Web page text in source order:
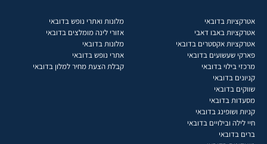
אטרקציות בדובאי
אטרקציות באבו דאבי
אטרקציות אקסטרים בדובאי
פארקי שעשועים בדובאי
מרכזי בילוי בדובאי
קניונים בדובאי
שווקים בדובאי
מסעדות בדובאי
קניות ושופינג בדובאי
חיי לילה ובילויים בדובאי
ברים בדובאי
מלונות ואתרי נופש בדובאי
אזורי לינה מומלצים בדובאי
מלונות בדובאי
אתרי נופש בדובאי
קבלת הצעת מחיר למלון בדובאי